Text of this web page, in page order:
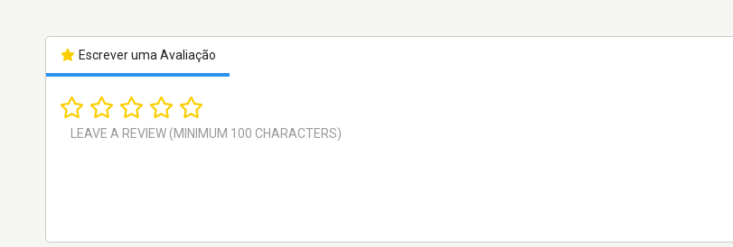
Escrever uma Avaliação